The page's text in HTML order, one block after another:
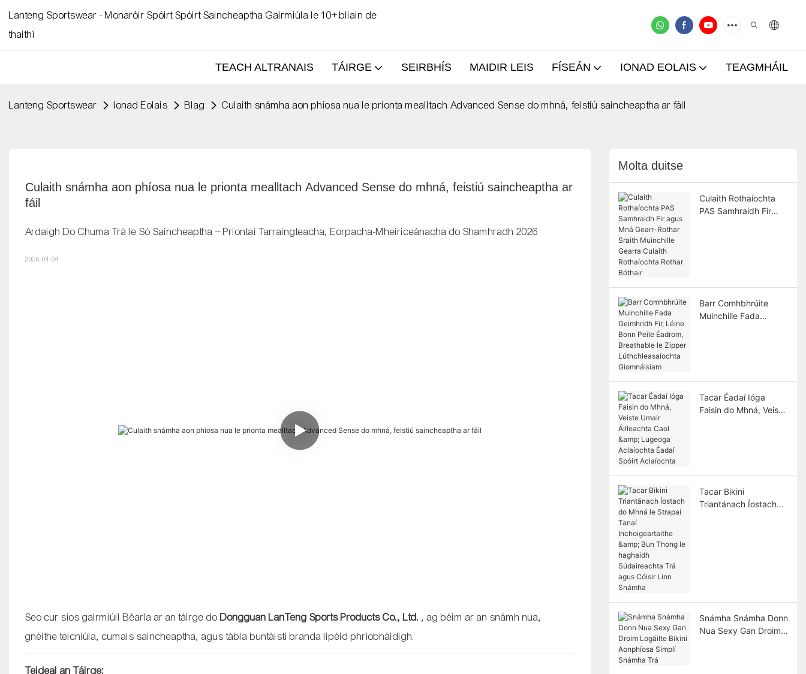
Lanteng Sportswear - Monaróir Spóirt Spóirt Saincheaptha Gairmiúla le 10+ bliain de
thaithí
TEACH ALTRANAIS TÁIRGE SEIRBHÍS MAIDIR LEIS FÍSEÁN IONAD EOLAIS TEAGMHÁIL
Lanteng Sportswear Ionad Eolais Blag Culaith snámha aon phíosa nua le prionta mealltach Advanced Sense do mhná, feistiú saincheaptha ar fáil
Culaith snámha aon phíosa nua le prionta mealltach Advanced Sense do mhná, feistiú saincheaptha ar
fáil
Ardaigh Do Chuma Trá le Só Saincheaptha – Priontaí Tarraingteacha, Eorpacha-Mheiriceánacha do Shamhradh 2026
2026-04-04
Seo cur síos gairmiúil Béarla ar an táirge doDongguan LanTeng Sports Products Co., Ltd. , ag béim ar an snámh nua,
gnéithe teicniúla, cumais saincheaptha, agus tábla buntáistí branda lipéid phríobháidigh.
Teideal an Táirge:
Molta duitse
Culaith Rothaíochta
PAS Samhraidh Fir
Barr Comhbhrúite
Muinchille Fada
Tacar Éadaí Ióga
Faisin do Mhná, Veiste
Tacar Bikini
Triantánach Íostach
Snámha Snámha Donn
Nua Sexy Gan Droim